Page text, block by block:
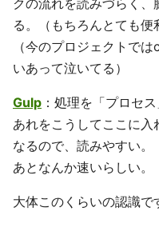
クの流れを読みづらく
る。（もちろんとても便
（今のプロジェクトで
いあって泣いてる）
Gulp ：処理を「プロセ
あれをこうしてここに
なるので、読みやすい。
あとなんか速いらしい。
大体このくらいの認識で